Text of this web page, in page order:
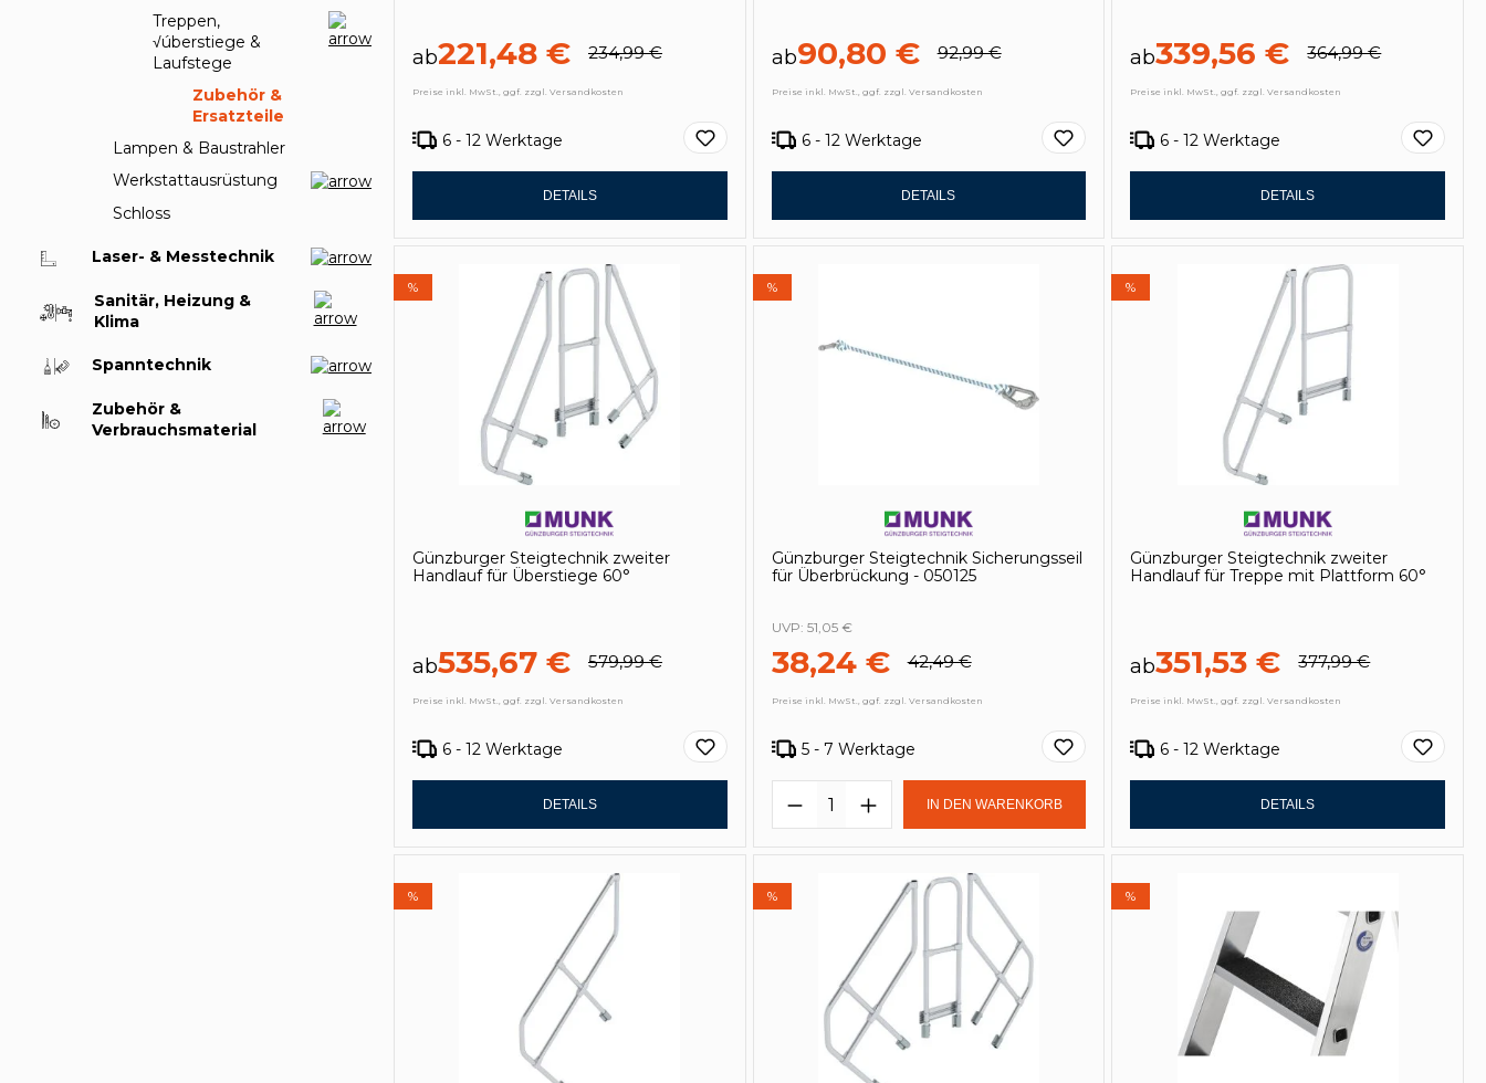
Treppen,
√úberstiege &
Laufstege
Zubehör &
Ersatzteile
Lampen & Baustrahler
Werkstattausrüstung
Schloss
Laser- & Messtechnik
Sanitär, Heizung &
Klima
Spanntechnik
Zubehör &
Verbrauchsmaterial
ab221,48 € 234,99 €
Preise inkl. MwSt., ggf. zzgl. Versandkosten
6 - 12 Werktage
DETAILS
ab90,80 € 92,99 €
Preise inkl. MwSt., ggf. zzgl. Versandkosten
6 - 12 Werktage
DETAILS
ab339,56 € 364,99 €
Preise inkl. MwSt., ggf. zzgl. Versandkosten
6 - 12 Werktage
DETAILS
%
Günzburger Steigtechnik zweiter
Handlauf für Überstiege 60°
ab535,67 € 579,99 €
Preise inkl. MwSt., ggf. zzgl. Versandkosten
6 - 12 Werktage
DETAILS
%
Günzburger Steigtechnik Sicherungsseil
für Überbrückung - 050125
38,24 € 42,49 €
UVP: 51,05 €
Preise inkl. MwSt., ggf. zzgl. Versandkosten
5 - 7 Werktage
Produkt Anzahl: Gib den gewünschten Wert ein
IN DEN WARENKORB
%
Günzburger Steigtechnik zweiter
Handlauf für Treppe mit Plattform 60°
ab351,53 € 377,99 €
Preise inkl. MwSt., ggf. zzgl. Versandkosten
6 - 12 Werktage
DETAILS
% % %